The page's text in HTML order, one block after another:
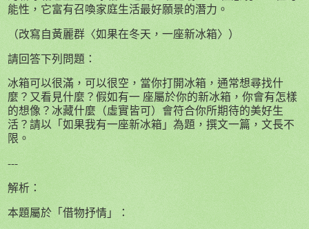
能性，它富有召喚家庭生活最好願景的潛力。
（改寫自黃麗群〈如果在冬天，一座新冰箱〉）
請回答下列問題：
冰箱可以很滿，可以很空，當你打開冰箱，通常想尋找什
麼？又看見什麼？假如有一 座屬於你的新冰箱，你會有怎樣
的想像？冰藏什麼（虛實皆可）會符合你所期待的美好生
活？請以「如果我有一座新冰箱」為題，撰文一篇，文長不
限。
---
解析：
本題屬於「借物抒情」：